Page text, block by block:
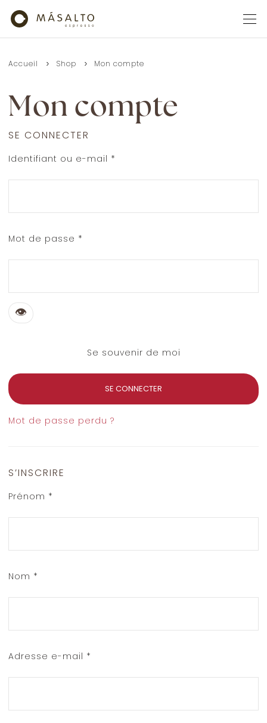
Accueil Shop Mon compte
Mon compte
SE CONNECTER
Identifiant ou e-mail *
Mot de passe *
Se souvenir de moi
SE CONNECTER
Mot de passe perdu ?
S’INSCRIRE
Prénom *
Nom *
Adresse e-mail *